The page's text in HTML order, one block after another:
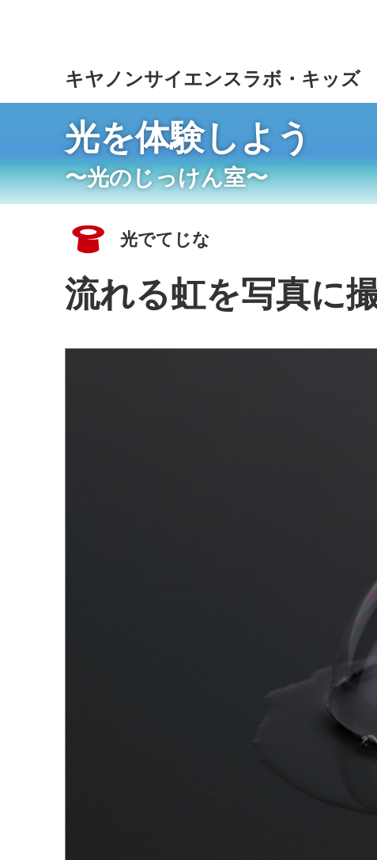
の
へ
移
動
キヤノンサイエンスラボ・キッズ
光を体験しよう
〜光のじっけん室〜
光でてじな
流れる虹を写真に